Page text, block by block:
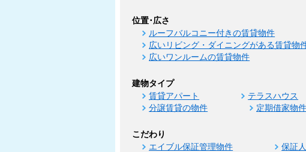
位置･広さ
ルーフバルコニー付きの賃貸物件
広いリビング・ダイニングがある賃貸物
広いワンルームの賃貸物件
建物タイプ
賃貸アパート テラスハウス
分譲賃貸の物件
定期借家物件
こだわり
エイブル保証管理物件 保証